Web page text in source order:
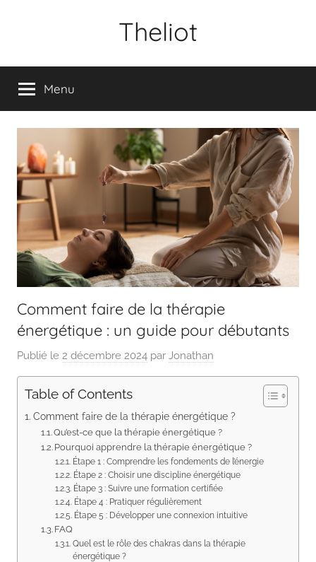
Theliot
Menu
Comment faire de la thérapie
énergétique : un guide pour débutants
Publié le 2 décembre 2024 par Jonathan
Table of Contents
Comment faire de la thérapie énergétique ?
Qu’est-ce que la thérapie énergétique ?
Pourquoi apprendre la thérapie énergétique ?
Étape 1 : Comprendre les fondements de l’énergie
Étape 2 : Choisir une discipline énergétique
Étape 3 : Suivre une formation certifiée
Étape 4 : Pratiquer régulièrement
Étape 5 : Développer une connexion intuitive
FAQ
Quel est le rôle des chakras dans la thérapie
énergétique ?